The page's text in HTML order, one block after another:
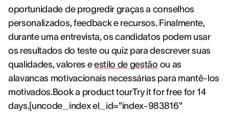
oportunidade de progredir graças a conselhos
personalizados, feedback e recursos. Finalmente,
durante uma entrevista, os candidatos podem usar
os resultados do teste ou quiz para descrever suas
qualidades, valores eestilo de gestão ou as
alavancas motivacionais necessárias para mantê-los
motivados.Book a product tourTry it for free for 14
days.[uncode_index el_id="index-983816"